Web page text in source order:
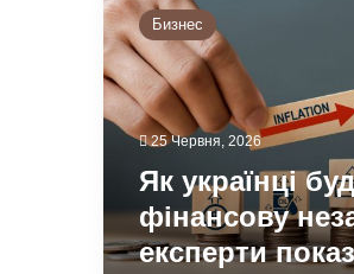
українці
будують
фінансову
незалежність:
експерти
показали
історії
успіху
Бизнес
25 Червня, 2026
Як українці
фінансову
експерти